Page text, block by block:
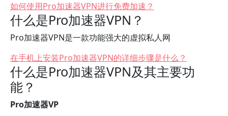
如何使用Pro加速器VPN进行免费加速？
什么是Pro加速器VPN？
Pro加速器VPN是一款功能强大的虚拟私人网
在手机上安装Pro加速器VPN的详细步骤是什么？
什么是Pro加速器VPN及其主要功
能？
Pro加速器VP